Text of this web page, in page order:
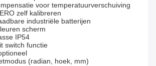
voor temperatuurverschuiving
zelf kalibreren
industriële batterijen
scherm
IP54
switch functie
(radian, hoek, mm)